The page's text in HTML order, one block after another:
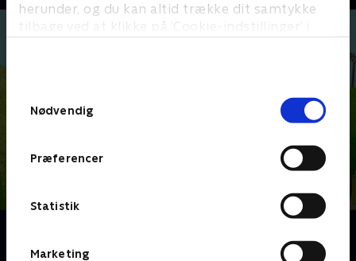
herunder, og du kan altid trække dit samtykke
tilbage ved at klikke på ’Cookie-indstillinger’ i
Nødvendig
Præferencer
Statistik
Marketing
Lillefinger og Myren er bedste venner, men det er